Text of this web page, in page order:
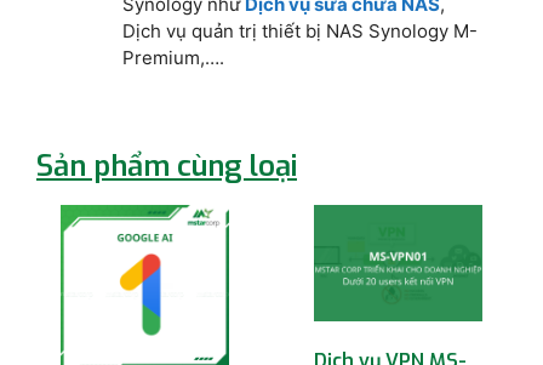
Dịch vụ quản trị thiết bị NAS Synology M-
Premium,….
Sản phẩm cùng loại